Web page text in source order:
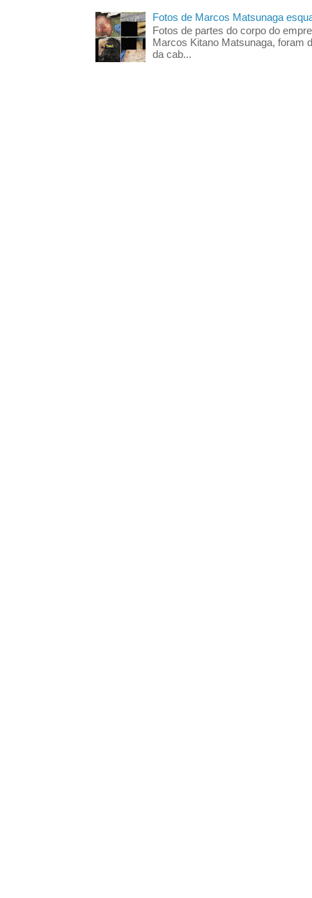
Fotos de Marcos Matsunaga
Fotos de partes do corpo do
Marcos Kitano Matsunaga, foram
da cab...